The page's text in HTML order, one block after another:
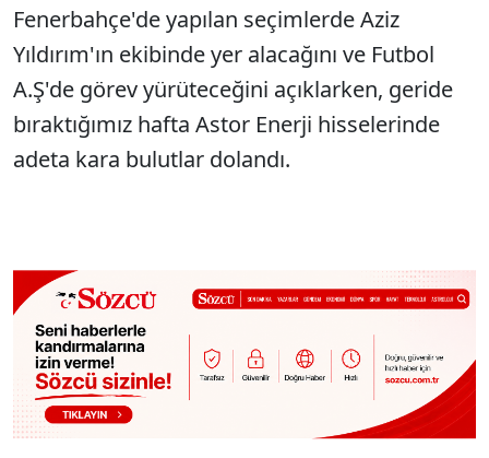
Fenerbahçe'de yapılan seçimlerde Aziz
Yıldırım'ın ekibinde yer alacağını ve Futbol
A.Ş'de görev yürüteceğini açıklarken, geride
bıraktığımız hafta Astor Enerji hisselerinde
adeta kara bulutlar dolandı.